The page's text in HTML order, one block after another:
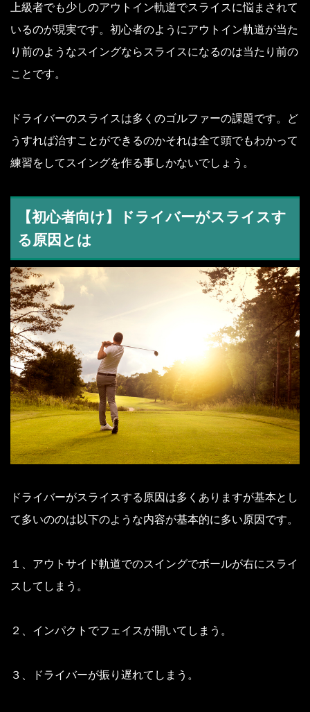
上級者でも少しのアウトイン軌道でスライスに悩まされて
いるのが現実です。初心者のようにアウトイン軌道が当た
り前のようなスイングならスライスになるのは当たり前の
ことです。
ドライバーのスライスは多くのゴルファーの課題です。ど
うすれば治すことができるのかそれは全て頭でもわかって
練習をしてスイングを作る事しかないでしょう。
【初心者向け】ドライバーがスライスす
る原因とは
ドライバーがスライスする原因は多くありますが基本とし
て多いののは以下のような内容が基本的に多い原因です。
１、アウトサイド軌道でのスイングでボールが右にスライ
スしてしまう。
２、インパクトでフェイスが開いてしまう。
３、ドライバーが振り遅れてしまう。